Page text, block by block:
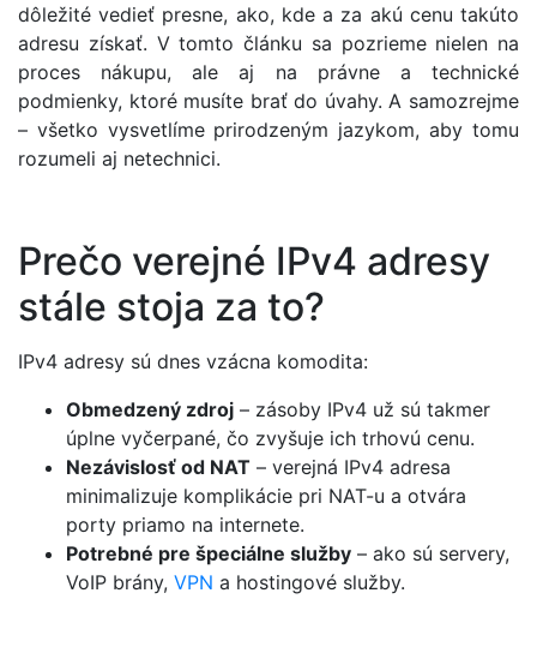
dôležité vedieť presne, ako, kde a za akú cenu takúto
adresu získať. V tomto článku sa pozrieme nielen na
proces nákupu, ale aj na právne a technické
podmienky, ktoré musíte brať do úvahy. A samozrejme
– všetko vysvetlíme prirodzeným jazykom, aby tomu
rozumeli aj netechnici.
Prečo verejné IPv4 adresy
stále stoja za to?
IPv4 adresy sú dnes vzácna komodita:
Obmedzený zdroj – zásoby IPv4 už sú takmer
úplne vyčerpané, čo zvyšuje ich trhovú cenu.
Nezávislosť od NAT – verejná IPv4 adresa
minimalizuje komplikácie pri NAT-u a otvára
porty priamo na internete.
Potrebné pre špeciálne služby – ako sú servery,
VoIP brány, VPN a hostingové služby.